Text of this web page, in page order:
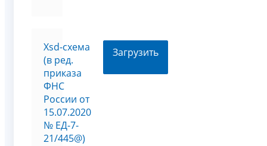
Xsd-схема
(в ред.
приказа
ФНС
России от
15.07.2020
№ ЕД-7-
21/445@)
Загрузить